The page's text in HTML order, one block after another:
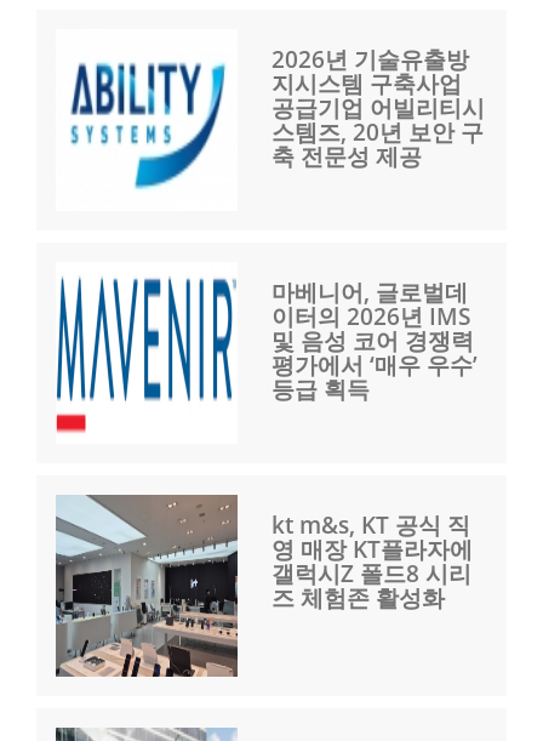
2026년 기술유출방
지시스템 구축사업
공급기업 어빌리티시
스템즈, 20년 보안 구
축 전문성 제공
마베니어, 글로벌데
이터의 2026년 IMS
및 음성 코어 경쟁력
평가에서 ‘매우 우수’
등급 획득
kt m&s, KT 공식 직
영 매장 KT플라자에
갤럭시Z 폴드8 시리
즈 체험존 활성화